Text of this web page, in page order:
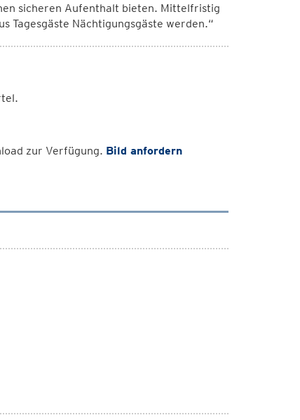
sicheren Aufenthalt bieten. Mittelfristig
Tagesgäste Nächtigungsgäste werden.“
zur Verfügung. Bild anfordern